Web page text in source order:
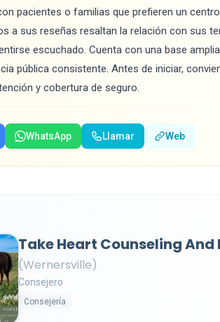
pacientes o familias que prefieren un
a sus reseñas resaltan la relación con sus
escuchado. Cuenta con una base
pública consistente. Antes de iniciar,
y cobertura de seguro.
WhatsApp Llamar Web
Take Heart Counseling
(Wernersville)
Consejero
Consejería